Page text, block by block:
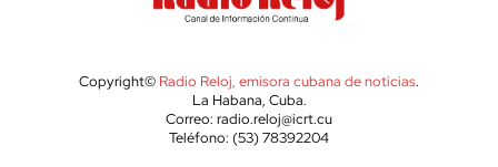
Copyright© Radio Reloj, emisora cubana de noticias.
La Habana, Cuba.
Correo: radio.reloj@icrt.cu
Teléfono: (53) 78392204